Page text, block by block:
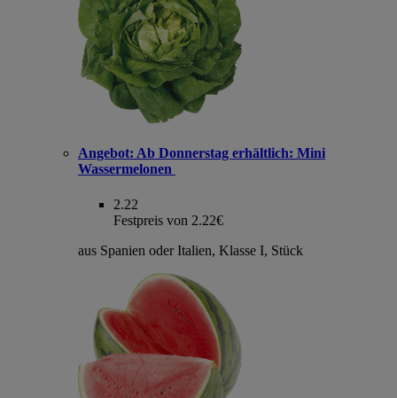
Angebot: Ab Donnerstag erhältlich: Mini
Wassermelonen
2.22
Festpreis von 2.22€
aus Spanien oder Italien, Klasse I, Stück